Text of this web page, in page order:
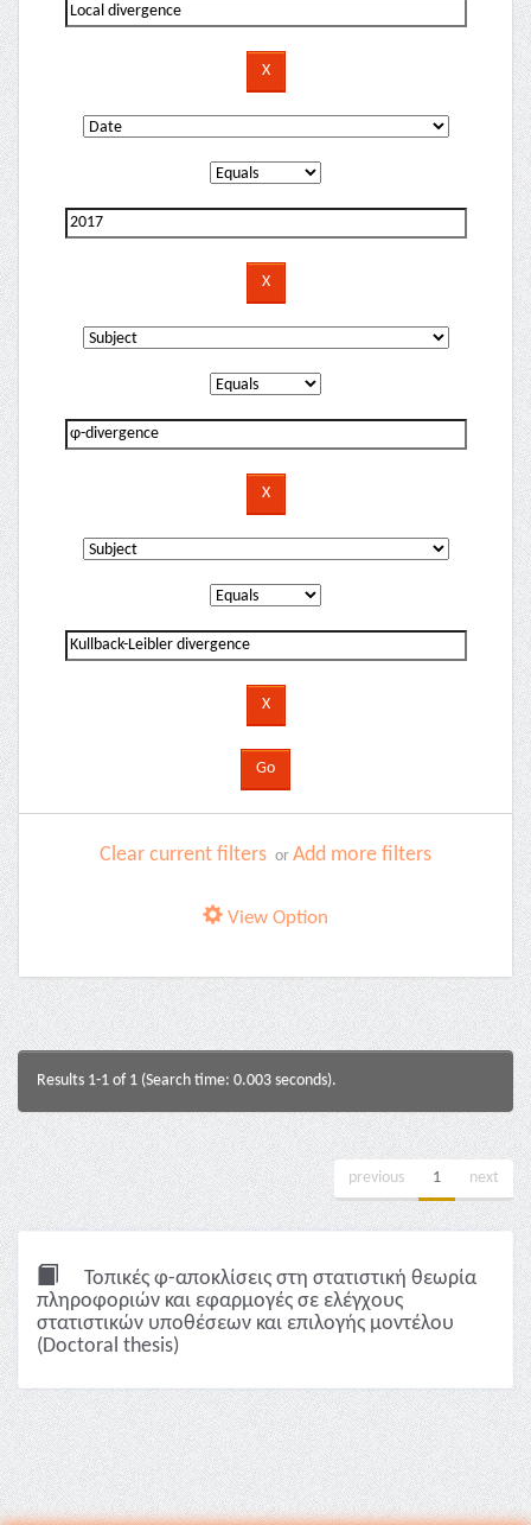
Clear current filters or Add more filters
View Option
Results 1-1 of 1 (Search time: 0.003 seconds).
previous 1 next
Τοπικές φ-αποκλίσεις στη στατιστική θεωρία
πληροφοριών και εφαρμογές σε ελέγχους
στατιστικών υποθέσεων και επιλογής μοντέλου
(Doctoral thesis)